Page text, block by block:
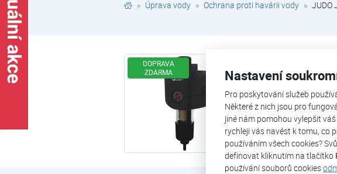
Nastavení
Pro poskytování služeb
Některé z nich jsou pro
jiné nám pomohou vylepšit
rychleji vás navést k tomu, co
používáním všech cookies?
definovat kliknutím na tlačítko
používání souborů cookies
Úprava vody Ochrana proti havárii vody JUDO
DOPRAVA
ZDARMA
Systém
zpětným
ochrany proti
Více